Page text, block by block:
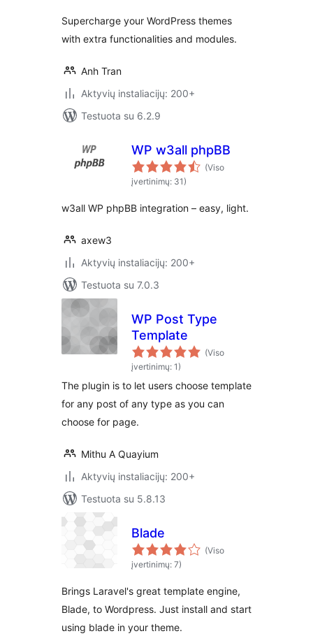
Supercharge your WordPress themes
with extra functionalities and modules.
Anh Tran
Aktyvių instaliacijų: 200+
Testuota su 6.2.9
WP w3all phpBB
(Viso
įvertinimų: 31)
w3all WP phpBB integration – easy, light.
axew3
Aktyvių instaliacijų: 200+
Testuota su 7.0.3
WP Post Type
Template
(Viso
įvertinimų: 1)
The plugin is to let users choose template
for any post of any type as you can
choose for page.
Mithu A Quayium
Aktyvių instaliacijų: 200+
Testuota su 5.8.13
Blade
(Viso
įvertinimų: 7)
Brings Laravel's great template engine,
Blade, to Wordpress. Just install and start
using blade in your theme.